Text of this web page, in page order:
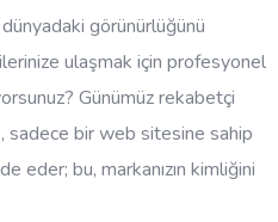
görünürlüğünü
ulaşmak için profesyonel
Günümüz rekabetçi
sadece bir web sitesine sahip
eder; bu, markanızın kimliğini